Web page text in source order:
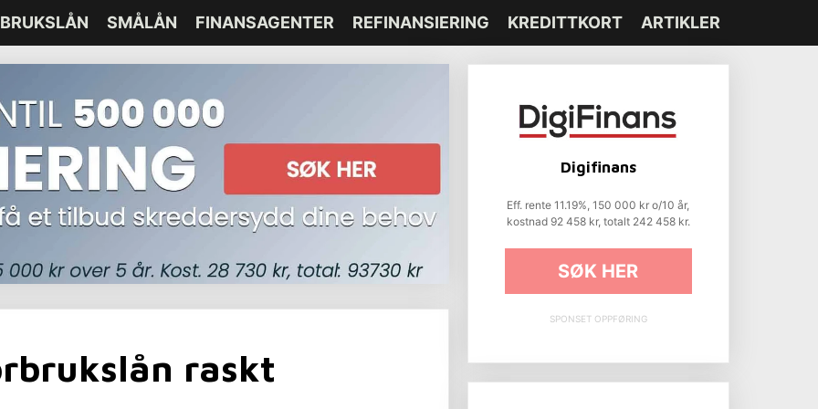
SMÅLÅN FINANSAGENTER REFINANSIERING KREDITTKORT ARTIKLER
raskt
Digifinans
Eff. rente 11.19%, 150 000 kr o/10 år,
kostnad 92 458 kr, totalt 242 458 kr.
SØK HER
SPONSET OPPFØRING